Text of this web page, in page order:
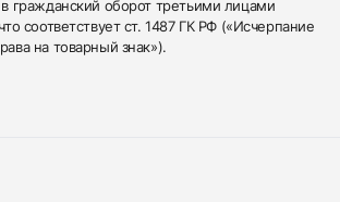
гражданский оборот третьими лицами
соответствует ст. 1487 ГК РФ («Исчерпание
на товарный знак»).